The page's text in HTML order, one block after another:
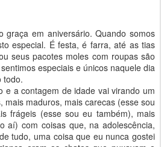
graça em aniversário. Quando somos
especial. É festa, é farra, até as tias
seus pacotes moles com roupas são
especiais e únicos naquele dia
todo.
e a contagem de idade vai virando um
mais maduros, mais carecas (esse sou
frágeis (esse sou eu também), mais
aí) com coisas que, na adolescência,
tudo, uma coisa que eu nunca gostei